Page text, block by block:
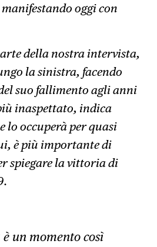
oggi con
della nostra intervista,
la sinistra, facendo
suo fallimento agli anni
inaspettato, indica
lo occuperà per quasi
è più importante di
spiegare la vittoria di
.
un momento così